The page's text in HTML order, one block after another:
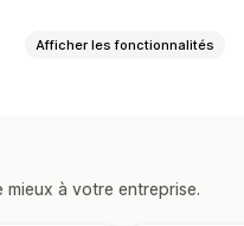
Afficher les fonctionnalités
à votre entreprise.